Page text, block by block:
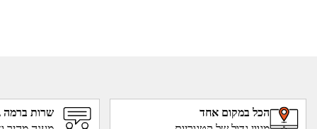
הכל במקום אחד
שרות ברמה